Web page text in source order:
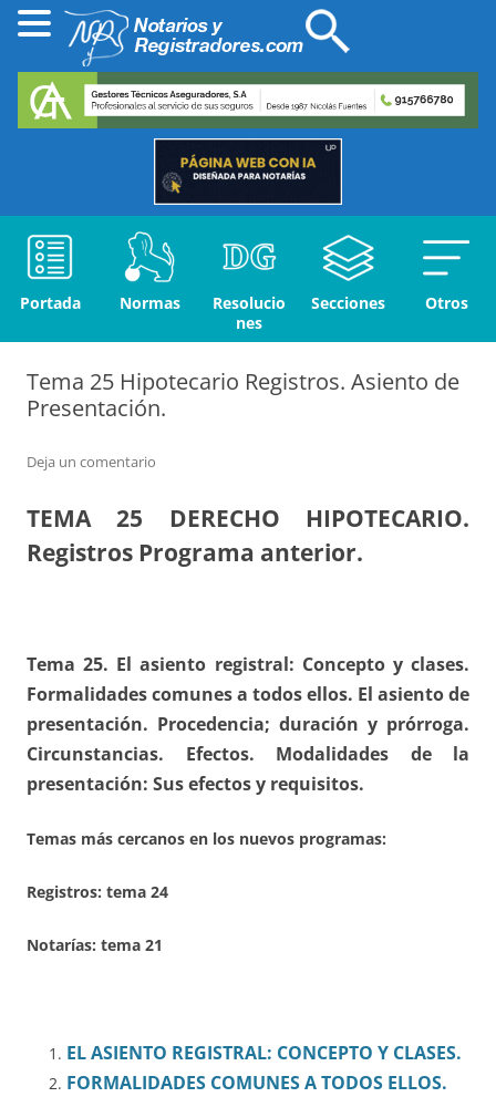
Portada Normas
Resolucio
nes
Secciones Otros
Tema 25 Hipotecario Registros. Asiento de
Presentación.
Deja un comentario
TEMA 25 DERECHO HIPOTECARIO.
Registros Programa anterior.
Tema 25. El asiento registral: Concepto y clases.
Formalidades comunes a todos ellos. El asiento de
presentación. Procedencia; duración y prórroga.
Circunstancias. Efectos. Modalidades de la
presentación: Sus efectos y requisitos.
Temas más cercanos en los nuevos programas:
Registros: tema 24
Notarías: tema 21
EL ASIENTO REGISTRAL: CONCEPTO Y CLASES.
FORMALIDADES COMUNES A TODOS ELLOS.